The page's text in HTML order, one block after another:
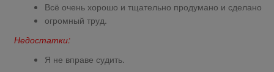
Всё очень хорошо и тщательно продумано и сделано
огромный труд.
Недостатки:
Я не вправе судить.